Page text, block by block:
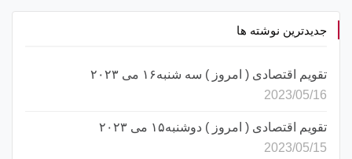
جدیدترین نوشته ها
تقویم اقتصادی ( امروز ) سه شنبه۱۶ می ۲۰۲۳
2023/05/16
تقویم اقتصادی ( امروز ) دوشنبه۱۵ می ۲۰۲۳
2023/05/15